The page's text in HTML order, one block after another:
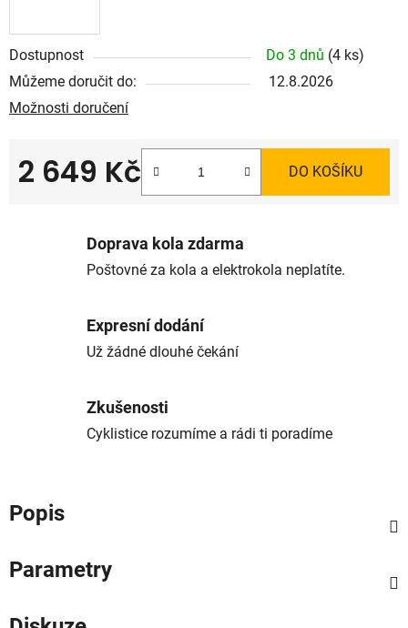
Dostupnost Do 3 dnů (4 ks)
Můžeme doručit do:
12.8.2026
Možnosti doručení
2 649 Kč DO KOŠÍKU
Doprava kola zdarma
Poštovné za kola a elektrokola neplatíte.
Expresní dodání
Už žádné dlouhé čekání
Zkušenosti
Cyklistice rozumíme a rádi ti poradíme
Popis
Parametry